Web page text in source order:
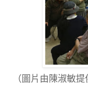
（圖片由陳淑敏提